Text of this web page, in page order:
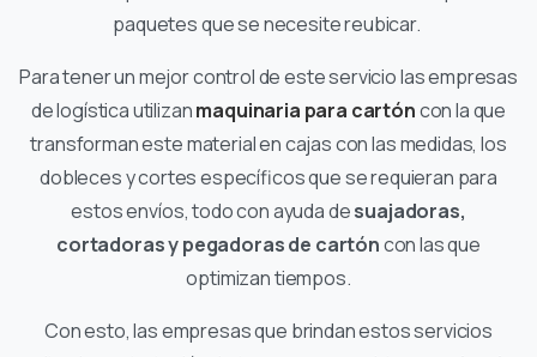
paquetes que se necesite reubicar.
Para tener un mejor control de este servicio las empresas
de logística utilizanmaquinaria para cartóncon la que
transforman este material en cajas con las medidas, los
dobleces y cortes específicos que se requieran para
estos envíos, todo con ayuda desuajadoras,
cortadoras y pegadoras de cartóncon las que
optimizan tiempos.
Con esto, las empresas que brindan estos servicios